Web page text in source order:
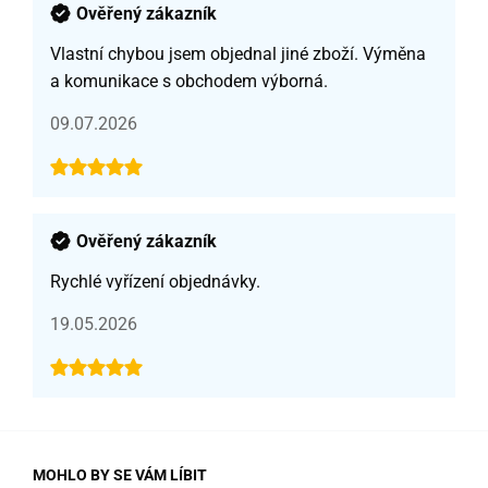
Ověřený zákazník
Vlastní chybou jsem objednal jiné zboží. Výměna
a komunikace s obchodem výborná.
09.07.2026
Ověřený zákazník
Rychlé vyřízení objednávky.
19.05.2026
MOHLO BY SE VÁM LÍBIT